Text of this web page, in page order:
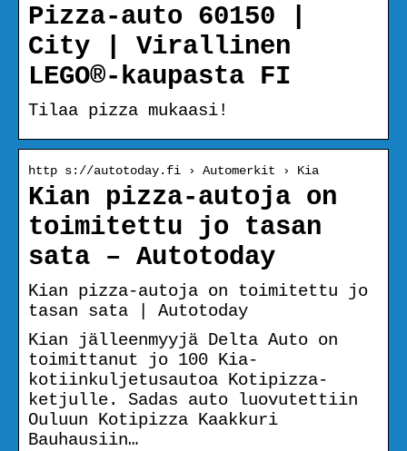
Pizza-auto 60150 |
City | Virallinen
LEGO®-kaupasta FI
Tilaa pizza mukaasi!
http s://autotoday.fi › Automerkit › Kia
Kian pizza-autoja on
toimitettu jo tasan
sata – Autotoday
Kian pizza-autoja on toimitettu jo
tasan sata | Autotoday
Kian jälleenmyyjä Delta Auto on
toimittanut jo 100 Kia-
kotiinkuljetusautoa Kotipizza-
ketjulle. Sadas auto luovutettiin
Ouluun Kotipizza Kaakkuri
Bauhausiin…